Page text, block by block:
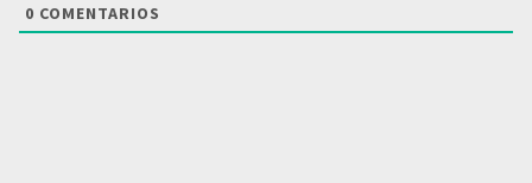
0 COMENTARIOS